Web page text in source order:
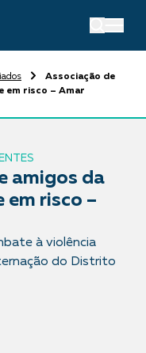
Associação de
em risco – Amar
amigos da
em risco –
à violência
do Distrito